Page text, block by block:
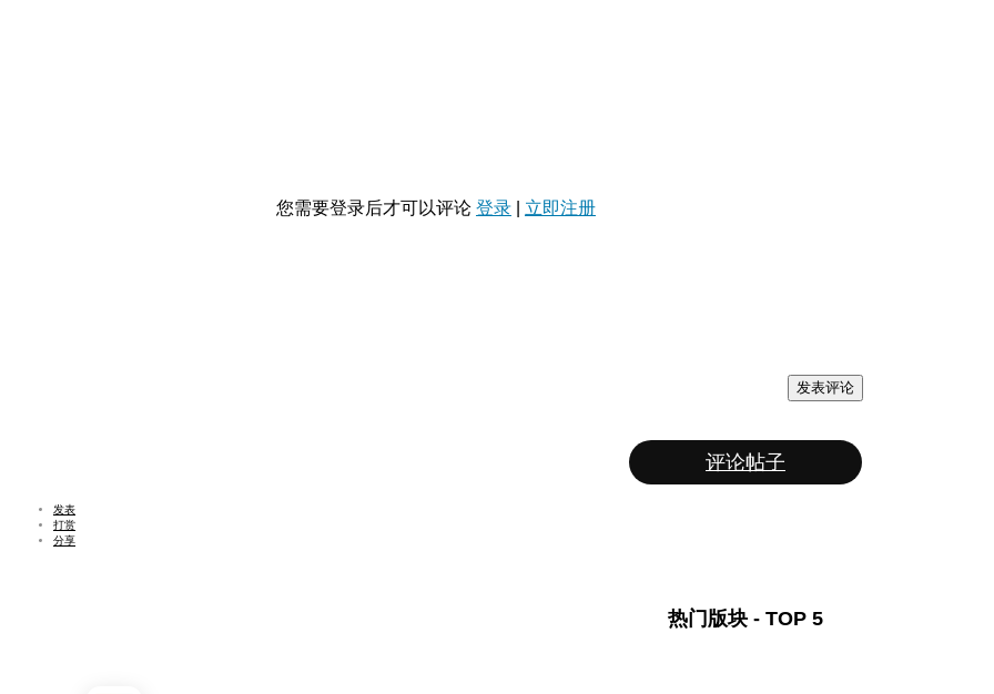
您需要登录后才可以评论 登录 立即注册
发表评论
评论帖子
发表
打赏
分享
热门版块 - TOP 5